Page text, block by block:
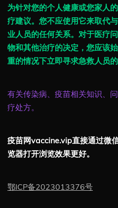
为针对您的个人健康或您家人
疗建议。您不应使用它来取代
业人员的任何关系。对于医疗
物和其他治疗的决定，您应该
重的情况下立即寻求急救人员的
有关传染病、疫苗相关知识、
疗处方。
疫苗网vaccine.vip直接通过微
览器打开浏览效果更好。
鄂ICP备2023013376号